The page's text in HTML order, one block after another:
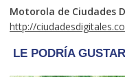
Motorola de Ciudades
http://